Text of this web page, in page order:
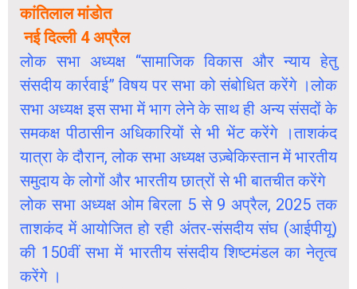
कांतिलाल मांडोत
नई दिल्ली 4 अप्रैल
लोक सभा अध्यक्ष “सामाजिक विकास और न्याय हेतु
संसदीय कार्रवाई” विषय पर सभा को संबोधित करेंगे ।लोक
सभा अध्यक्ष इस सभा में भाग लेने के साथ ही अन्य संसदों के
समकक्ष पीठासीन अधिकारियों से भी भेंट करेंगे ।ताशकंद
यात्रा के दौरान, लोक सभा अध्यक्ष उज़्बेकिस्तान में भारतीय
समुदाय के लोगों और भारतीय छात्रों से भी बातचीत करेंगे
लोक सभा अध्यक्ष ओम बिरला 5 से 9 अप्रैल, 2025 तक
ताशकंद में आयोजित हो रही अंतर-संसदीय संघ (आईपीयू)
की 150वीं सभा में भारतीय संसदीय शिष्टमंडल का नेतृत्व
करेंगे ।